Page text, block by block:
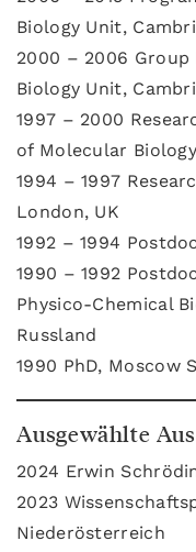
Biology Unit,
2000 – 2006 Group
Biology Unit,
1997 – 2000
of Molecular
1994 – 1997
London, UK
1992 – 1994
1990 – 1992
Physico-Chemical
Russland
1990 PhD, Moscow
Ausgewählte
2024 Erwin
2023
Niederösterreich